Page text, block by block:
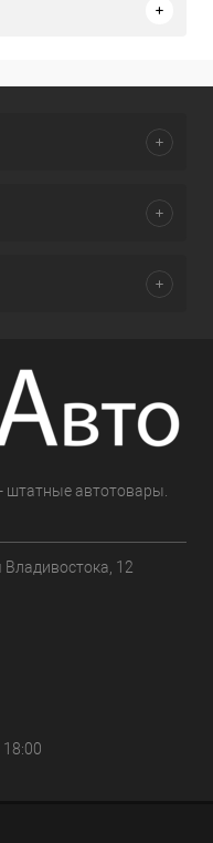
штатные автотовары.
Владивостока, 12
18:00